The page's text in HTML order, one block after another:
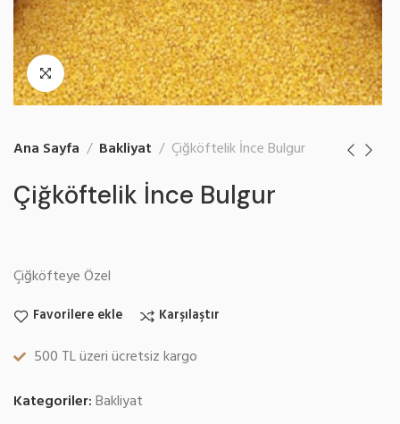
Ana Sayfa Bakliyat Çiğköftelik İnce Bulgur
Çiğköftelik İnce Bulgur
Çiğköfteye Özel
Favorilere ekle Karşılaştır
500 TL üzeri ücretsiz kargo
Kategoriler:Bakliyat